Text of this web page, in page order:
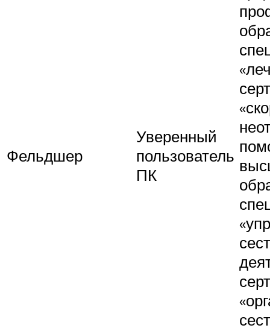
Фельдшер
Уверенный
пользователь
ПК